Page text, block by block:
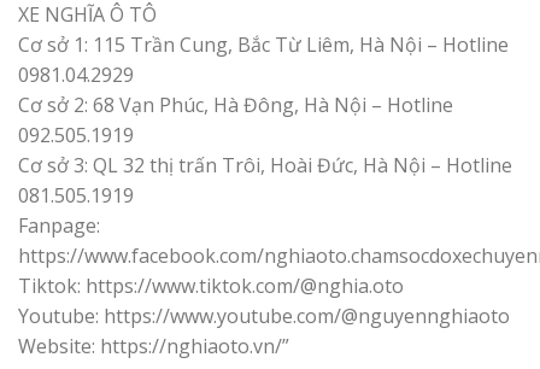
XE NGHĨA Ô TÔ
Cơ sở 1: 115 Trần Cung, Bắc Từ Liêm, Hà Nội – Hotline
0981.04.2929
Cơ sở 2: 68 Vạn Phúc, Hà Đông, Hà Nội – Hotline
092.505.1919
Cơ sở 3: QL 32 thị trấn Trôi, Hoài Đức, Hà Nội – Hotline
081.505.1919
Fanpage:
https://www.facebook.com/
Tiktok: https://www.tiktok.com/@nghia.oto
Youtube: https://www.youtube.com/@nguyennghiaoto
Website: https://nghiaoto.vn/”